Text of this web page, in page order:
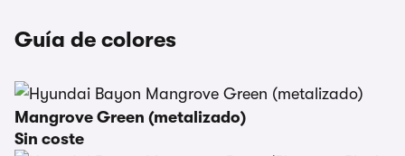
Guía de colores
Mangrove Green (metalizado)
Sin coste